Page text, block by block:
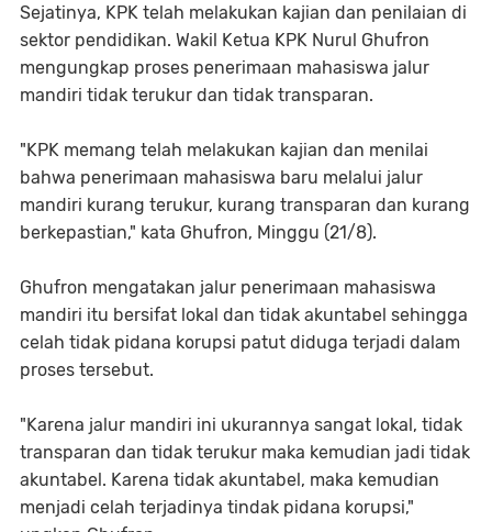
Sejatinya, KPK telah melakukan kajian dan penilaian di
sektor pendidikan. Wakil Ketua KPK Nurul Ghufron
mengungkap proses penerimaan mahasiswa jalur
mandiri tidak terukur dan tidak transparan.
"KPK memang telah melakukan kajian dan menilai
bahwa penerimaan mahasiswa baru melalui jalur
mandiri kurang terukur, kurang transparan dan kurang
berkepastian," kata Ghufron, Minggu (21/8).
Ghufron mengatakan jalur penerimaan mahasiswa
mandiri itu bersifat lokal dan tidak akuntabel sehingga
celah tidak pidana korupsi patut diduga terjadi dalam
proses tersebut.
"Karena jalur mandiri ini ukurannya sangat lokal, tidak
transparan dan tidak terukur maka kemudian jadi tidak
akuntabel. Karena tidak akuntabel, maka kemudian
menjadi celah terjadinya tindak pidana korupsi,"